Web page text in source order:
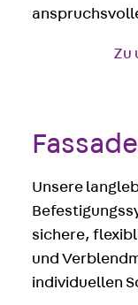
Zu
Unsere
sichere,
und
individuellen